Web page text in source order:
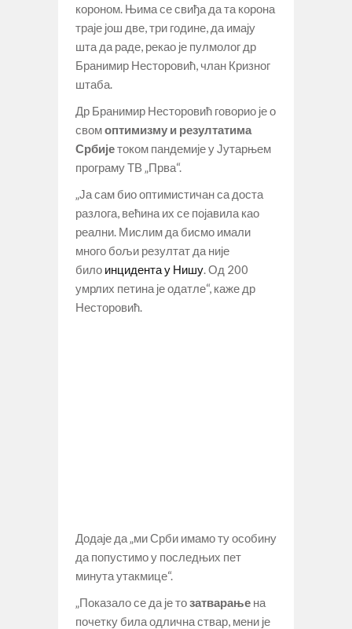
короном. Њима се свиђа да та корона
траје још две, три године, да имају
шта да раде, рекао је пулмолог др
Бранимир Несторовић, члан Кризног
штаба.
Др Бранимир Несторовић говорио је о
свомоптимизму и резултатима
Србијетоком пандемије у Јутарњем
програму ТВ „Прва“.
„Ја сам био оптимистичан са доста
разлога, већина их се појавила као
реални. Мислим да бисмо имали
много бољи резултат да није
било инцидента у Нишу . Од 200
умрлих петина је одатле“, каже др
Несторовић.
Додаје да „ми Срби имамо ту особину
да попустимо у последњих пет
минута утакмице“.
„Показало се да је тозатварање на
почетку била одлична ствар, мени је